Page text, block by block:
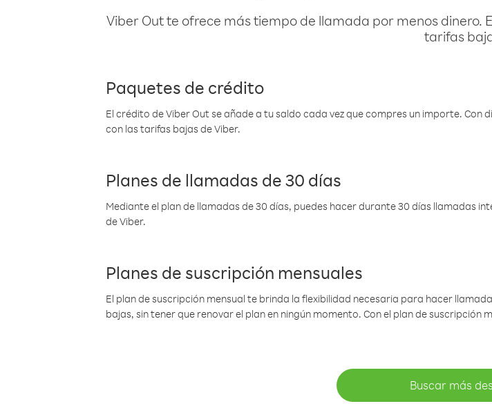
Viber Out te ofrece más tiempo de llamada por menos dinero.
tarifas
Paquetes de crédito
El crédito de Viber Out se añade a tu saldo cada vez que compres un importe.
con las tarifas bajas de Viber.
Planes de llamadas de 30 días
Mediante el plan de llamadas de 30 días, puedes hacer durante 30 días llamadas
de Viber.
Planes de suscripción mensuales
El plan de suscripción mensual te brinda la flexibilidad necesaria para hacer
bajas, sin tener que renovar el plan en ningún momento. Con el plan de suscripción
Buscar más